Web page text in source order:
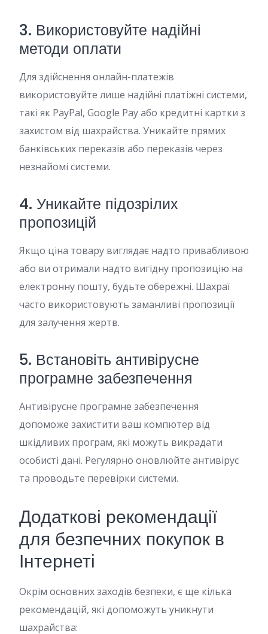
3. Використовуйте надійні
методи оплати
Для здійснення онлайн-платежів
використовуйте лише надійні платіжні системи,
такі як PayPal, Google Pay або кредитні картки з
захистом від шахрайства. Уникайте прямих
банківських переказів або переказів через
незнайомі системи.
4. Уникайте підозрілих
пропозицій
Якщо ціна товару виглядає надто привабливою
або ви отримали надто вигідну пропозицію на
електронну пошту, будьте обережні. Шахраї
часто використовують заманливі пропозиції
для залучення жертв.
5. Встановіть антивірусне
програмне забезпечення
Антивірусне програмне забезпечення
допоможе захистити ваш компютер від
шкідливих програм, які можуть викрадати
особисті дані. Регулярно оновлюйте антивірус
та проводьте перевірки системи.
Додаткові рекомендації
для безпечних покупок в
Інтернеті
Окрім основних заходів безпеки, є ще кілька
рекомендацій, які допоможуть уникнути
шахрайства: